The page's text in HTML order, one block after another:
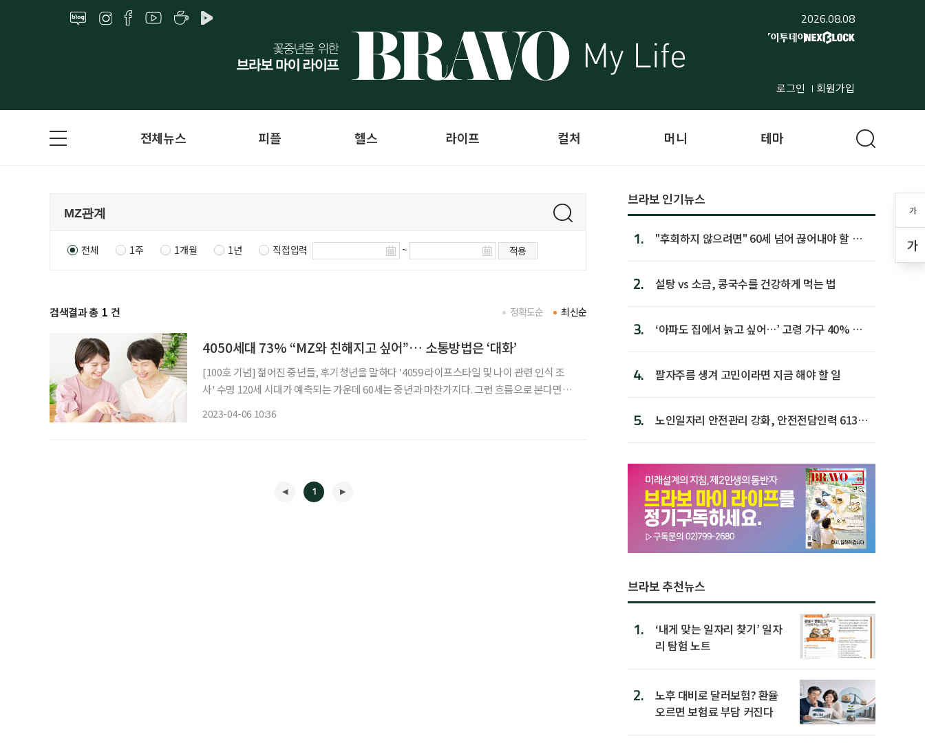
2026.08.08
로그인 회원가입
가
가
전체뉴스 피플 헬스 라이프 컬처 머니 테마
전체 1주 1개월 1년 직접입력 ~ 적용
검색결과 총 1 건 최신순
정확도순
4050세대 73% “MZ와 친해지고 싶어”… 소통방법은 ‘대화’
[100호 기념] 젊어진 중년들, 후기청년을 말하다 '4059 라이프스타일 및 나이 관련 인식 조
사' 수명 120세 시대가 예측되는 가운데 60세는 중년과 마찬가지다. 그런 흐름으로 본다면
2023-04-06 10:36
1
브라보 인기뉴스
1.
"후회하지 않으려면" 60세 넘어 끊어내야 할 사
2. 설탕 vs 소금, 콩국수를 건강하게 먹는 법
3.
‘아파도 집에서 늙고 싶어…’ 고령 가구 40% 노
4. 팔자주름 생겨 고민이라면 지금 해야 할 일
5.
노인일자리 안전관리 강화, 안전전담인력 613명
브라보 추천뉴스
1.
‘내게 맞는 일자리 찾기’ 일자
리 탐험 노트
2.
노후 대비로 달러보험? 환율
오르면 보험료 부담 커진다